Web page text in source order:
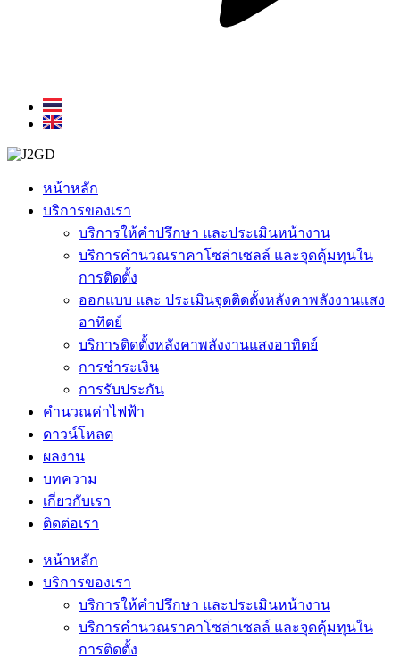
หน้าหลัก
บริการของเรา
บริการให้คำปรึกษา และประเมินหน้างาน
บริการคำนวณราคาโซล่าเซลล์ และจุดคุ้มทุนใน
การติดตั้ง
ออกแบบ และ ประเมินจุดติดตั้งหลังคาพลังงานแสง
อาทิตย์
บริการติดตั้งหลังคาพลังงานแสงอาทิตย์
การชำระเงิน
การรับประกัน
คำนวณค่าไฟฟ้า
ดาวน์โหลด
ผลงาน
บทความ
เกี่ยวกับเรา
ติดต่อเรา
หน้าหลัก
บริการของเรา
บริการให้คำปรึกษา และประเมินหน้างาน
บริการคำนวณราคาโซล่าเซลล์ และจุดคุ้มทุนใน
การติดตั้ง